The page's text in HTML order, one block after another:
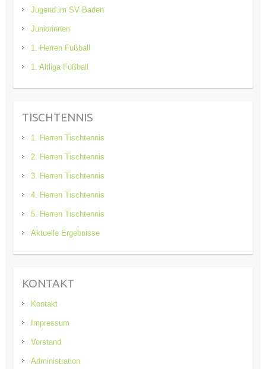
Jugend im SV Baden
Juniorinnen
1. Herren Fußball
1. Altliga Fußball
TISCHTENNIS
1. Herren Tischtennis
2. Herren Tischtennis
3. Herren Tischtennis
4. Herren Tischtennis
5. Herren Tischtennis
Aktuelle Ergebnisse
KONTAKT
Kontakt
Impressum
Vorstand
Administration